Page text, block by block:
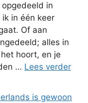
in
ik in één keer
Of aan
alles in
hoort, en je
… Lees verder
is gewoon